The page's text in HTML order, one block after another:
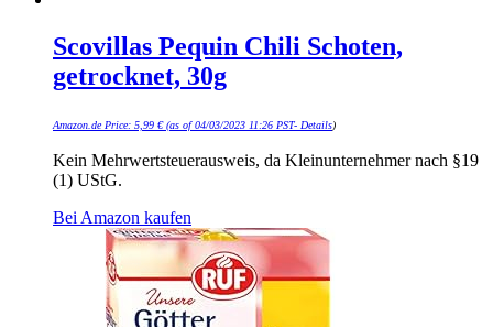
Scovillas Pequin Chili Schoten,
getrocknet, 30g
Amazon.de Price: 5,99 €(as of 04/03/2023 11:26 PST- Details)
Kein Mehrwertsteuerausweis, da Kleinunternehmer nach §19
(1) UStG.
Bei Amazon kaufen